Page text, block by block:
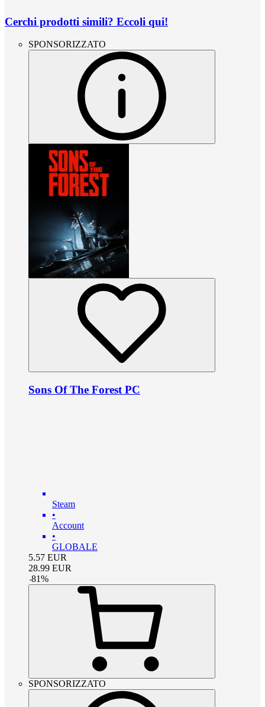
Cerchi prodotti simili? Eccoli qui!
SPONSORIZZATO
Sons Of The Forest PC
Steam
•
Account
•
GLOBALE
5.57 EUR
28.99 EUR
-81%
SPONSORIZZATO